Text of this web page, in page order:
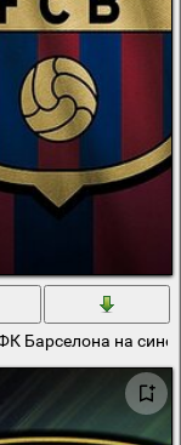
Барселона на